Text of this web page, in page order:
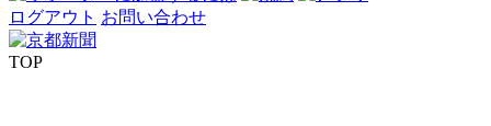
ログアウト お問い合わせ
TOP